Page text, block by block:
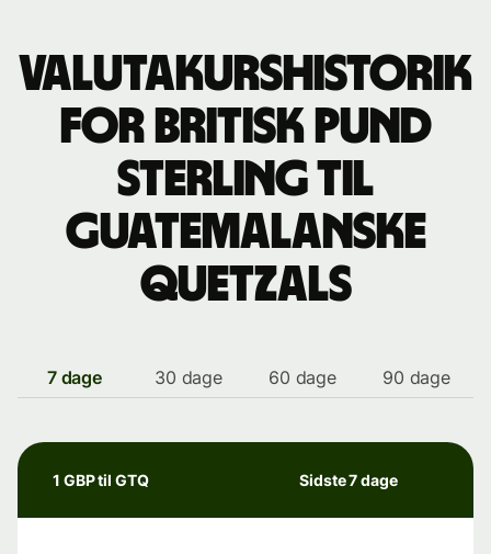
Valutakurshistorik
for britisk pund
sterling til
guatemalanske
quetzals
7 dage 30 dage 60 dage 90 dage
1 GBP til GTQ Sidste 7 dage